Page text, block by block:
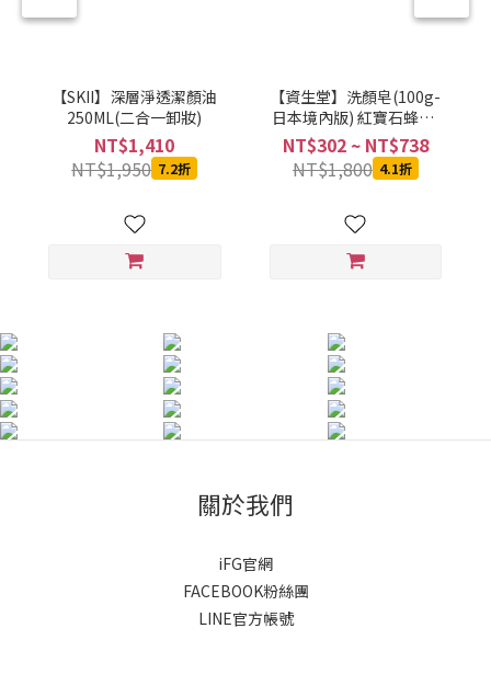
【SKII】深層淨透潔顏油
250ML(二合一卸妝)
NT$1,410
NT$1,950 7.2折
【資生堂】洗顏皂(100g-
日本境內版) 紅寶石蜂蜜/
紫羅蘭寶石/翠綠蜂蜜
NT$302 ~ NT$738
NT$1,800 4.1折
關於我們
iFG官網
FACEBOOK粉絲團
LINE官方帳號